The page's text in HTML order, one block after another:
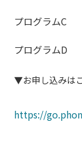
プログラムC
プログラムD
▼お申し込みは
https://